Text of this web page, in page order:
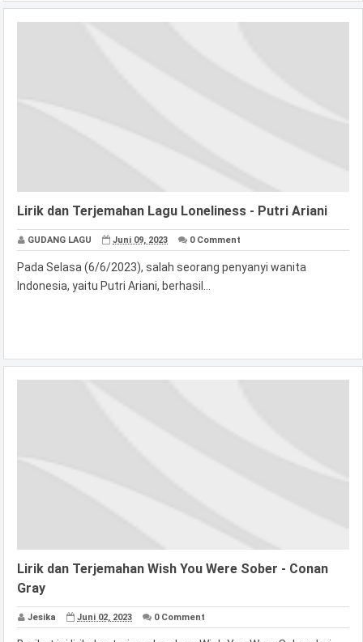
Lirik dan Terjemahan Lagu Loneliness - Putri Ariani
GUDANG LAGU Juni 09, 2023 0 Comment
Pada Selasa (6/6/2023), salah seorang penyanyi wanita
Indonesia, yaitu Putri Ariani, berhasil...
Lirik dan Terjemahan Wish You Were Sober - Conan
Gray
Jesika Juni 02, 2023 0 Comment